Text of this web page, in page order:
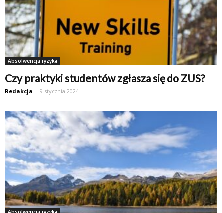
Absolwencja ryzyka
Czy praktyki studentów zgłasza się do ZUS?
Redakcja - 9 stycznia 2024
Absolwencja ryzyka